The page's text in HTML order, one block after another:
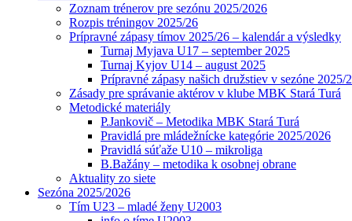
Zoznam trénerov pre sezónu 2025/2026
Rozpis tréningov 2025/26
Prípravné zápasy tímov 2025/26 – kalendár a výsledky
Turnaj Myjava U17 – september 2025
Turnaj Kyjov U14 – august 2025
Prípravné zápasy našich družstiev v sezóne 2025/
Zásady pre správanie aktérov v klube MBK Stará Turá
Metodické materiály
P.Jankovič – Metodika MBK Stará Turá
Pravidlá pre mládežnícke kategórie 2025/2026
Pravidlá súťaže U10 – mikroliga
B.Bažány – metodika k osobnej obrane
Aktuality zo siete
Sezóna 2025/2026
Tím U23 – mladé ženy U2003